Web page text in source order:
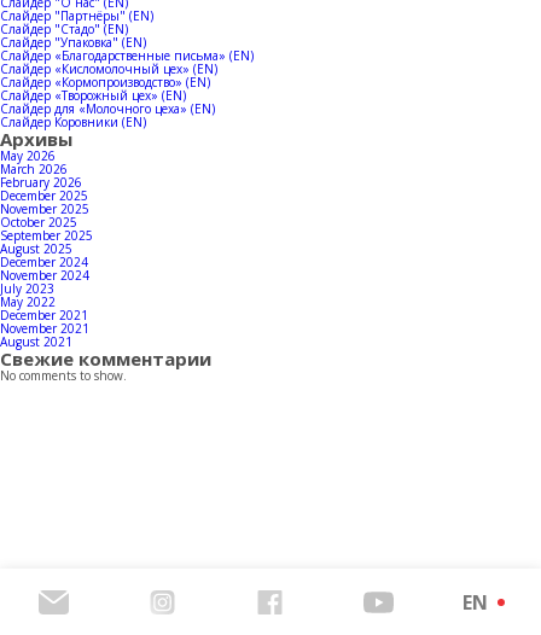
Cowsheds
Ice-cream production
Sales geography
Contacts
Слайдер "Партнёры" (EN)
Слайдер "Стадо" (EN)
Слайдер "Упаковка" (EN)
Слайдер «Благодарственные письма» (EN)
Слайдер «Кисломолочный цех» (EN)
Слайдер «Кормопроизводство» (EN)
Слайдер «Творожный цех» (EN)
Слайдер для «Молочного цеха» (EN)
Слайдер Коровники (EN)
Архивы
May 2026
March 2026
February 2026
December 2025
November 2025
October 2025
September 2025
August 2025
December 2024
November 2024
July 2023
May 2022
December 2021
November 2021
August 2021
Свежие комментарии
No comments to show.
EN